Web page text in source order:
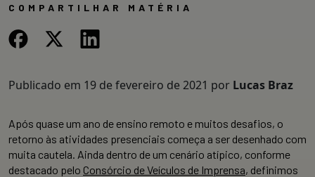
COMPARTILHAR MATÉRIA
Publicado em 19 de fevereiro de 2021 por Lucas Braz
Após quase um ano de ensino remoto e muitos desafios, o
retorno às atividades presenciais começa a ser desenhado com
muita cautela. Ainda dentro de um cenário atípico, conforme
destacado pelo Consórcio de Veículos de Imprensa, definimos